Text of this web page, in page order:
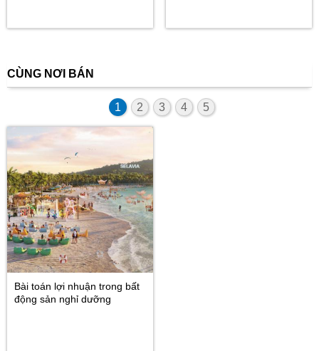
CÙNG NƠI BÁN
1 2 3 4 5
Bài toán lợi nhuận trong bất
động sản nghỉ dưỡng